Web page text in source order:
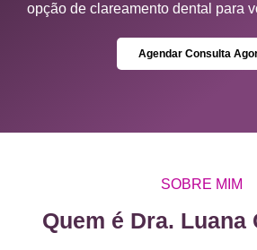
opção de clareamento dental para
Agendar Consulta
SOBRE MIM
Quem é Dra. Luana